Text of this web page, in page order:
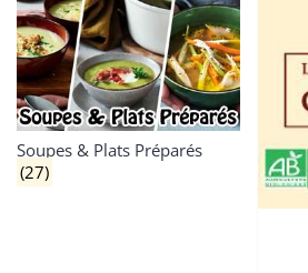
Soupes & Plats Préparés
(27)